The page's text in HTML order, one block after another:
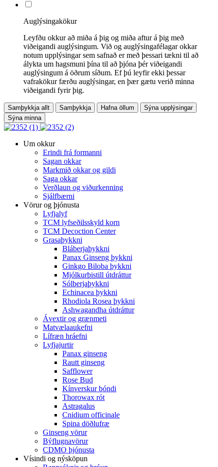
Auglýsingakökur
Leyfðu okkur að miða á þig og miða aftur á þig með
viðeigandi auglýsingum. Við og auglýsingafélagar okkar
notum upplýsingar sem safnað er með þessari tækni til að
álykta um hagsmuni þína til að þjóna þér viðeigandi
auglýsingum á öðrum síðum. Ef þú leyfir ekki þessar
vafrakökur færðu auglýsingar, en þær gætu verið minna
viðeigandi fyrir þig.
Samþykkja allt Samþykkja Hafna öllum
Sýna upplýsingar
Sýna minna
Um okkur
Erindi frá formanni
Sagan okkar
Markmið okkar og gildi
Saga okkar
Verðlaun og viðurkenning
Sjálfbærni
Vörur og þjónusta
Lyfjalyf
TCM lyfseðilsskyld korn
TCM Decoction Center
Grasaþykkni
Bláberjaþykkni
Panax Ginseng þykkni
Ginkgo Biloba þykkni
Mjólkurþistill útdráttur
Sólberjaþykkni
Echinacea þykkni
Rhodiola Rosea þykkni
Ashwagandha útdráttur
Ávextir og grænmeti
Matvælaaukefni
Lífræn hráefni
Lyfjajurtir
Panax ginseng
Rautt ginseng
Safflower
Rose Bud
Kínverskur bóndi
Thorowax rót
Astragalus
Cnidium officinale
Spina döðlufræ
Ginseng vörur
Býflugnavörur
CDMO þjónusta
Vísindi og nýsköpun